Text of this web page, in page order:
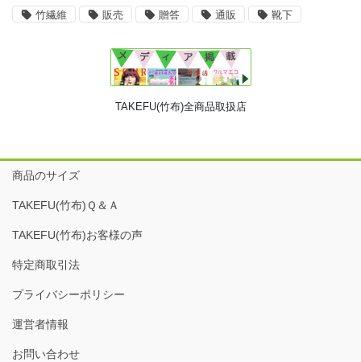
竹繊維 販売 贈答 通販 靴下
TAKEFU(竹布)全商品取扱店
商品のサイズ
TAKEFU(竹布)Ｑ＆Ａ
TAKEFU(竹布)お客様の声
特定商取引法
プライバシーポリシー
運営者情報
お問い合わせ